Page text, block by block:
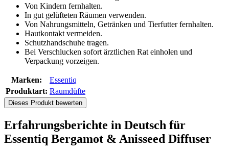
Von Kindern fernhalten.
In gut gelüfteten Räumen verwenden.
Von Nahrungsmitteln, Getränken und Tierfutter fernhalten.
Hautkontakt vermeiden.
Schutzhandschuhe tragen.
Bei Verschlucken sofort ärztlichen Rat einholen und
Verpackung vorzeigen.
Marken:
Essentiq
Produktart: Raumdüfte
Dieses Produkt bewerten
Erfahrungsberichte in Deutsch für
Essentiq Bergamot & Anisseed Diffuser